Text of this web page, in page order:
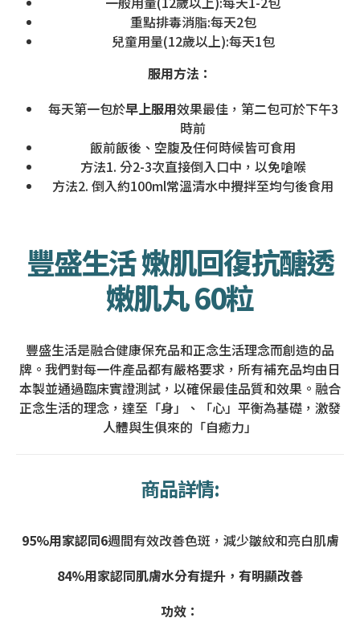
重點排毒消脂:每天2包
兒童用量(12歲以上):每天1包
服用方法：
每天第一包於早上服用效果最佳，第二包可於下午3
時前
飯前飯後、空腹及任何時候皆可食用
方法1. 分2-3次直接倒入口中，以免嗆喉
方法2. 倒入約100ml常溫清水中攪拌至均勻後食用
豐盛生活 嫩肌回復抗醣透
嫩肌丸 60粒
豐盛生活是融合健康保充品和正念生活理念而創造的品
牌。我們對每一件產品都有嚴格要求，所有補充品均由日
本製並通過臨床實證測試，以確保最佳品質和效果。融合
正念生活的理念，達至「身」、「心」平衡為基礎，激發
人體與生俱來的「自癒力」
商品詳情:
95%用家認同6週間有效改善色斑，減少皺紋和亮白肌膚
84%用家認同肌膚水分有提升，有明顯改善
功效：